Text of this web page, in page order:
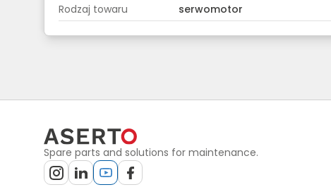
Rodzaj towaru
serwomotor
Spare parts and solutions for maintenance.